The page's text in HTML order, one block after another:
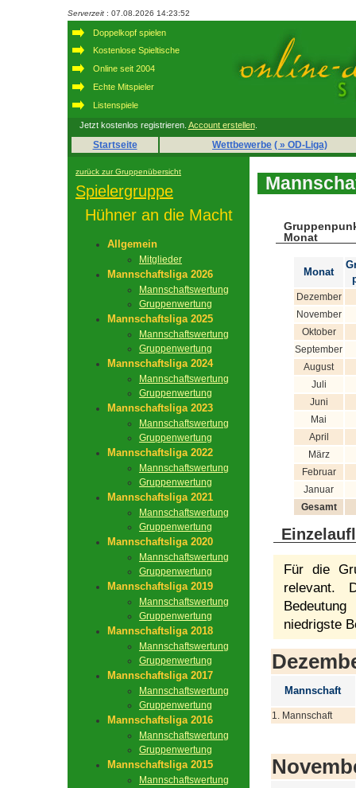
Serverzeit : 07.08.2026 14:23:52
Doppelkopf spielen
Kostenlose Spieltische
Online seit 2004
Echte Mitspieler
Listenspiele
Jetzt kostenlos registrieren. Account erstellen.
Startseite Wettbewerbe ( » OD-Liga)
zurück zur Gruppenübersicht
Spielergruppe
Hühner an die Macht
Allgemein
Mitglieder
Mannschaftsliga 2026
Mannschaftswertung
Gruppenwertung
Mannschaftsliga 2025
Mannschaftswertung
Gruppenwertung
Mannschaftsliga 2024
Mannschaftswertung
Gruppenwertung
Mannschaftsliga 2023
Mannschaftswertung
Gruppenwertung
Mannschaftsliga 2022
Mannschaftswertung
Gruppenwertung
Mannschaftsliga 2021
Mannschaftswertung
Gruppenwertung
Mannschaftsliga 2020
Mannschaftswertung
Gruppenwertung
Mannschaftsliga 2019
Mannschaftswertung
Gruppenwertung
Mannschaftsliga 2018
Mannschaftswertung
Gruppenwertung
Mannschaftsliga 2017
Mannschaftswertung
Gruppenwertung
Mannschaftsliga 2016
Mannschaftswertung
Gruppenwertung
Mannschaftsliga 2015
Mannschaftswertung
Monat
Monat
Dezember
November
Oktober
September
August
Juli
Juni
Mai
April
März
Februar
Januar
Gesamt
Für die
relevant.
niedrigste
Mannschaft
1. Mannschaft